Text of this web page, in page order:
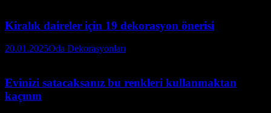
Kiralık daireler için 19 dekorasyon önerisi
20.01.2025Oda Dekorasyonları
Evinizi satacaksanız bu renkleri kullanmaktan
kaçının